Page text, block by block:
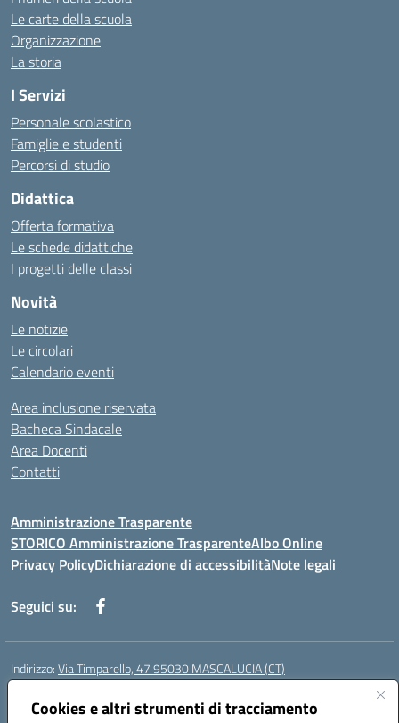
Cookies e altri strumenti di tracciamento
Le carte della scuola
Organizzazione
La storia
I Servizi
Personale scolastico
Famiglie e studenti
Percorsi di studio
Didattica
Offerta formativa
Le schede didattiche
I progetti delle classi
Novità
Le notizie
Le circolari
Calendario eventi
Area inclusione riservata
Bacheca Sindacale
Area Docenti
Contatti
Amministrazione Trasparente
STORICO Amministrazione TrasparenteAlbo Online
Privacy PolicyDichiarazione di accessibilitàNote legali
Seguici su:
Indirizzo:Via Timparello, 47 95030 MASCALUCIA (CT)
Centralino:
Posta elettronica certificata (PEC):ctic8bc002@pec.istruzione.it